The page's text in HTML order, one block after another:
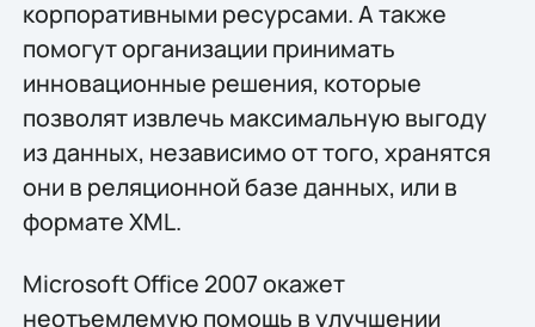
корпоративными ресурсами. А также
помогут организации принимать
инновационные решения, которые
позволят извлечь максимальную выгоду
из данных, независимо от того, хранятся
они в реляционной базе данных, или в
формате XML.
Microsoft Office 2007 окажет
неотъемлемую помощь в улучшении